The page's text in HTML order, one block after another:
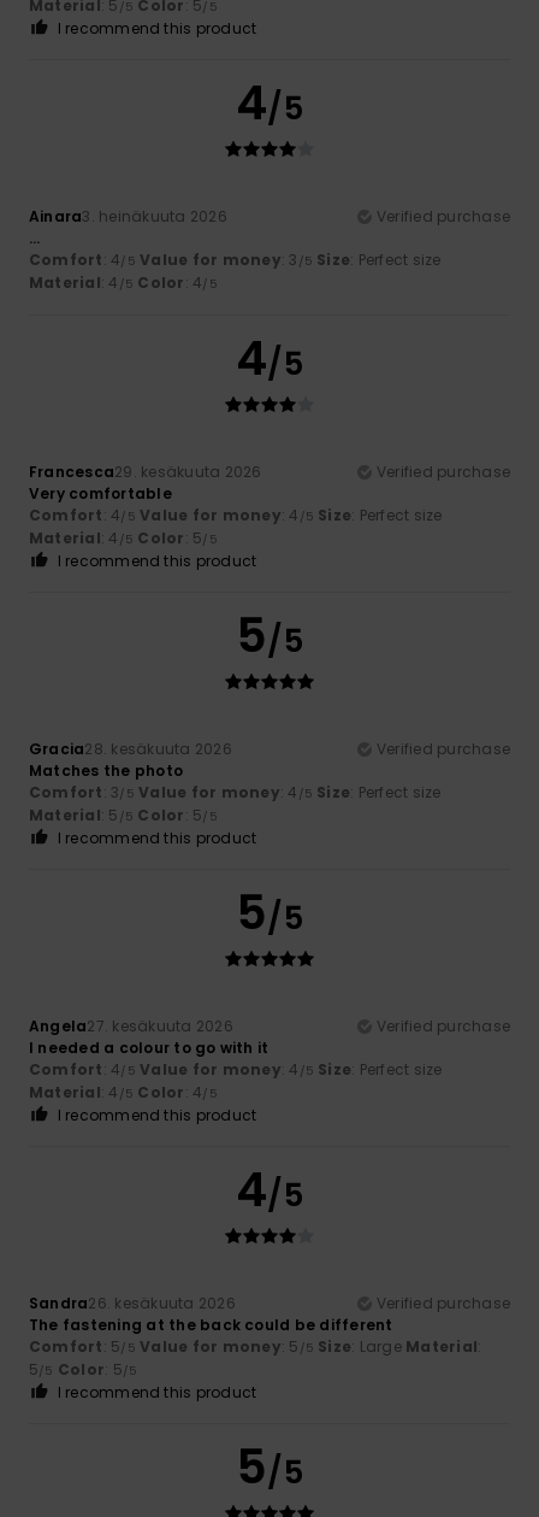
Material: 5 /5 Color: 5/5
I recommend this product
4/5
Ainara3. heinäkuuta 2026
Verified purchase
...
Comfort: 4/5 Value for money: 3 /5 Size: Perfect size
Material: 4 /5 Color: 4/5
4/5
Francesca29. kesäkuuta 2026
Verified purchase
Very comfortable
Comfort: 4/5 Value for money: 4 /5 Size: Perfect size
Material: 4 /5 Color: 5/5
I recommend this product
5/5
Gracia28. kesäkuuta 2026
Verified purchase
Matches the photo
Comfort: 3/5 Value for money: 4 /5 Size: Perfect size
Material: 5 /5 Color: 5/5
I recommend this product
5/5
Angela27. kesäkuuta 2026
Verified purchase
I needed a colour to go with it
Comfort: 4/5 Value for money: 4 /5 Size: Perfect size
Material: 4 /5 Color: 4/5
I recommend this product
4/5
Sandra26. kesäkuuta 2026
Verified purchase
The fastening at the back could be different
Comfort: 5/5 Value for money: 5 /5 Size: Large Material:
5/5 Color: 5/5
I recommend this product
5/5